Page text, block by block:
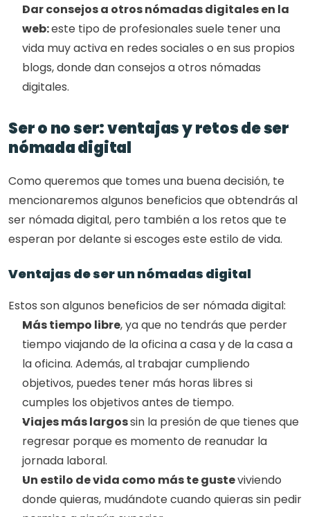
Dar consejos a otros nómadas digitales en la
web: este tipo de profesionales suele tener una
vida muy activa en redes sociales o en sus propios
blogs, donde dan consejos a otros nómadas
digitales.
Ser o no ser: ventajas y retos de ser
nómada digital
Como queremos que tomes una buena decisión, te
mencionaremos algunos beneficios que obtendrás al
ser nómada digital, pero también a los retos que te
esperan por delante si escoges este estilo de vida.
Ventajas de ser un nómadas digital
Estos son algunos beneficios de ser nómada digital:
Más tiempo libre, ya que no tendrás que perder
tiempo viajando de la oficina a casa y de la casa a
la oficina. Además, al trabajar cumpliendo
objetivos, puedes tener más horas libres si
cumples los objetivos antes de tiempo.
Viajes más largos sin la presión de que tienes que
regresar porque es momento de reanudar la
jornada laboral.
Un estilo de vida como más te guste viviendo
donde quieras, mudándote cuando quieras sin pedir